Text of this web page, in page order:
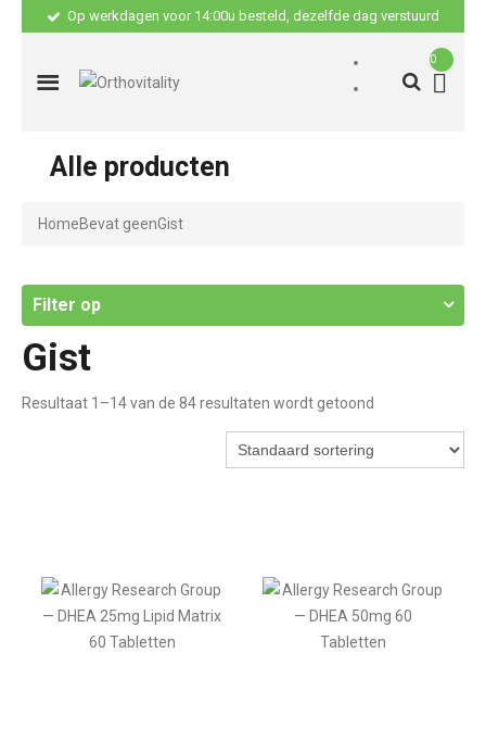
Op werkdagen voor 14:00u besteld, dezelfde dag verstuurd
0
Alle producten
HomeBevat geenGist
Filter op
Gist
Resultaat 1–14 van de 84 resultaten wordt getoond